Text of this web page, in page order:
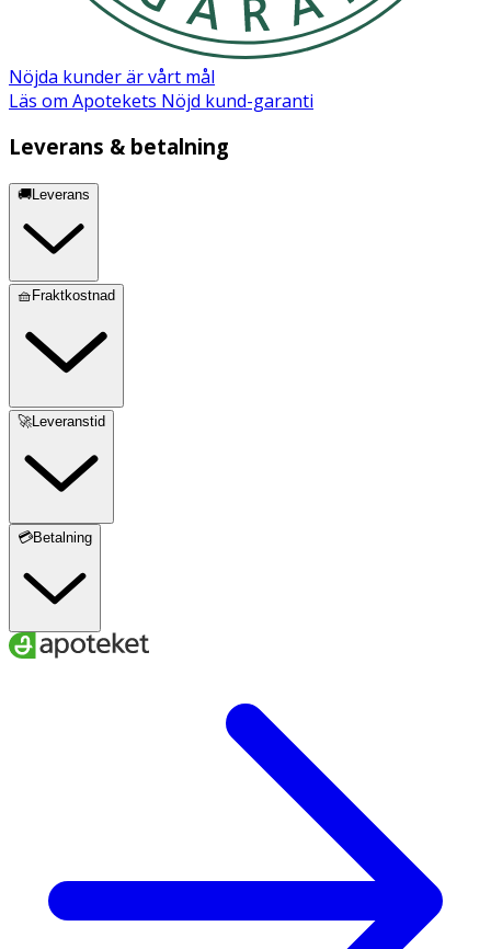
Nöjda kunder är vårt mål
Läs om Apotekets Nöjd kund-garanti
Leverans & betalning
🚚Leverans
🧺Fraktkostnad
🚀Leveranstid
💳Betalning